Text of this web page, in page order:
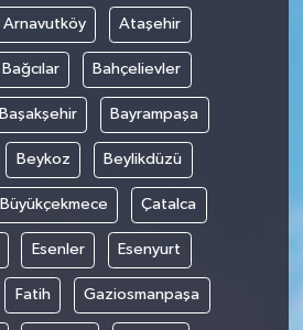
Arnavutköy Ataşehir
Bağcılar Bahçelievler
Başakşehir Bayrampaşa
Beykoz Beylikdüzü
Büyükçekmece Çatalca
Esenler Esenyurt
Fatih Gaziosmanpaşa